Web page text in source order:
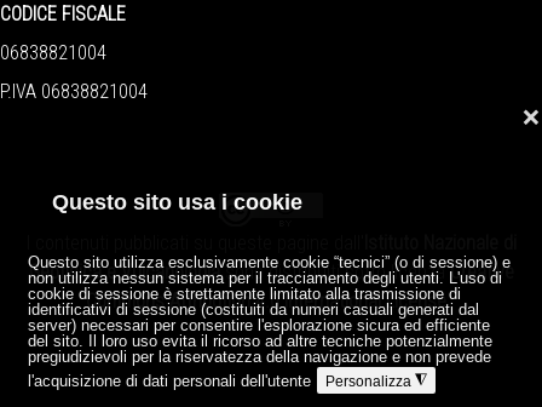
Questo sito usa i cookie
Questo sito utilizza esclusivamente cookie “tecnici” (o di sessione) e
non utilizza nessun sistema per il tracciamento degli utenti. L'uso di
cookie di sessione è strettamente limitato alla trasmissione di
identificativi di sessione (costituiti da numeri casuali generati dal
server) necessari per consentire l'esplorazione sicura ed efficiente
del sito. Il loro uso evita il ricorso ad altre tecniche potenzialmente
pregiudizievoli per la riservatezza della navigazione e non prevede
l'acquisizione di dati personali dell'utente
Personalizza◮
❌
CODICE FISCALE
06838821004
P.IVA 06838821004
Geofisica e Vulcanologiasono distribuiti sotto licenzaCreative
Commons Attribution 4.0 International License.